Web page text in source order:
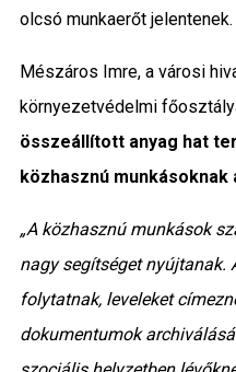
olcsó munkaerőt jelentenek.
Mészáros Imre, a városi
környezetvédelmi
összeállított anyag hat
közhasznú
„A közhasznú munkások
nagy segítséget nyújtanak.
folytatnak, leveleket
dokumentumok